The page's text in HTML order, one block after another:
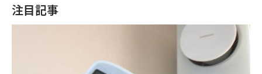
注目記事